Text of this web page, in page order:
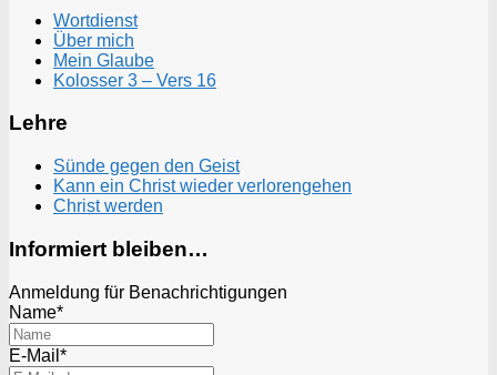
Wortdienst
Über mich
Mein Glaube
Kolosser 3 – Vers 16
Lehre
Sünde gegen den Geist
Kann ein Christ wieder verlorengehen
Christ werden
Informiert bleiben…
Anmeldung für Benachrichtigungen
Name*
E-Mail*